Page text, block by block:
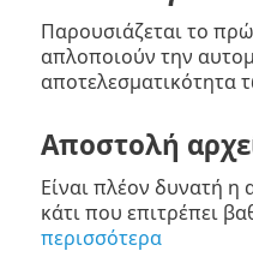
Παρουσιάζεται το
απλοποιούν την
αποτελεσματικότητα
Αποστολή
Είναι πλέον δυνατή η
κάτι που επιτρέπει
περισσότερα